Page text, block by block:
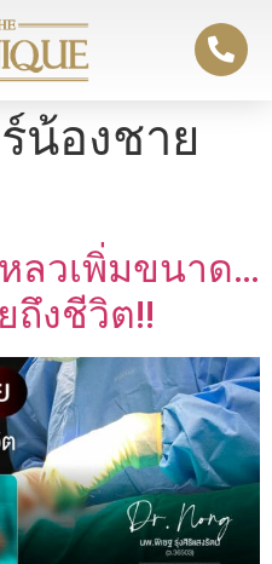
น้องชาย
ลวเพิ่มขนาด…
ถึงชีวิต!!